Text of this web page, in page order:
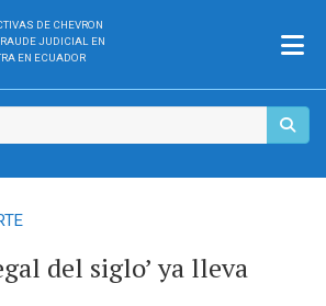
DE CHEVRON
JUDICIAL EN
EN ECUADOR
del siglo’ ya lleva